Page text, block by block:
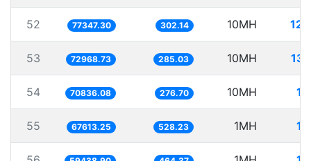
52 77347.30 302.14 10MH
53 72968.73 285.03 10MH
54 70836.08 276.70 10MH
55 67613.25 528.23 1MH